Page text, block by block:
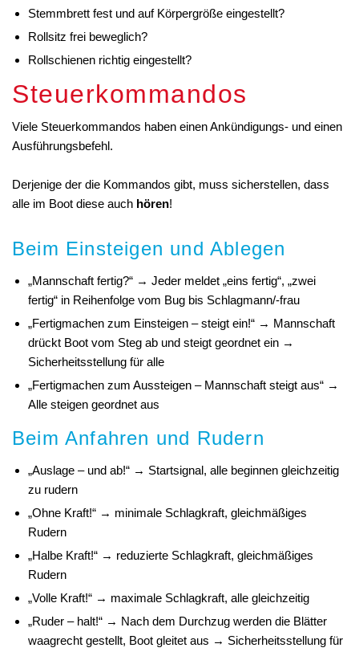
Stemmbrett fest und auf Körpergröße eingestellt?
Rollsitz frei beweglich?
Rollschienen richtig eingestellt?
Steuerkommandos
Viele Steuerkommandos haben einen Ankündigungs- und einen
Ausführungsbefehl.
Derjenige der die Kommandos gibt, muss sicherstellen, dass
alle im Boot diese auch hören!
Beim Einsteigen und Ablegen
„Mannschaft fertig?“ → Jeder meldet „eins fertig“, „zwei
fertig“ in Reihenfolge vom Bug bis Schlagmann/-frau
„Fertigmachen zum Einsteigen – steigt ein!“ → Mannschaft
drückt Boot vom Steg ab und steigt geordnet ein →
Sicherheitsstellung für alle
„Fertigmachen zum Aussteigen – Mannschaft steigt aus“ →
Alle steigen geordnet aus
Beim Anfahren und Rudern
„Auslage – und ab!“ → Startsignal, alle beginnen gleichzeitig
zu rudern
„Ohne Kraft!“ → minimale Schlagkraft, gleichmäßiges
Rudern
„Halbe Kraft!“ → reduzierte Schlagkraft, gleichmäßiges
Rudern
„Volle Kraft!“ → maximale Schlagkraft, alle gleichzeitig
„Ruder – halt!“ → Nach dem Durchzug werden die Blätter
waagrecht gestellt, Boot gleitet aus → Sicherheitsstellung für